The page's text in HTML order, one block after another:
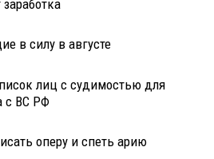
в силу в августе
лиц с судимостью для
с ВС РФ
оперу и спеть арию